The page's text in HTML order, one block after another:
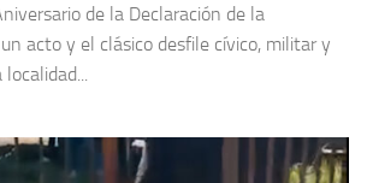
de la Declaración de la
acto y el clásico desfile cívico, militar y